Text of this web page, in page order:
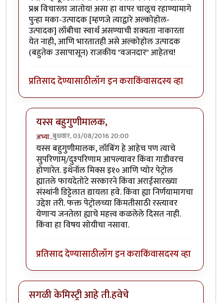
प्रश्न विचारला जातोय! असा हा वापर चालूच रहाण्यामागे
पुन्हा मका-उत्पादक [म्हणजे त्याद्वारे अल्कोहोल-
उत्पादक] लॉबीचा स्वार्थ असण्याची शक्यता नाकारता
येत नाही, आणि भारतातही असे अल्कोहोल उत्पादक
(बहुतेक उसापासून) राजकीय "वजनदार" आहेतच!
प्रतिसाद देण्यासाठीलॉग इन कराकिंवासदस्य व्हा
यस्स बहुगुणीमालक,
अभ्या..बुधवार, 03/08/2016 20:00
In reply toचांगला धागाbyबहुगुणी
यस्स बहुगुणीमालक, लॉबिंग हे आहेच पण त्याचे
सुपरिणाम्/दुश्परिणाम आपल्यावर किंवा गाडीवरच
होणारेत. इथेनॉल मिक्स इ१० आणि प्योर पेट्रोल
ह्यातले फायदेतोटे सरकारने किंवा अराईसारख्या
संस्थांनी डिट्टेलात द्यायला हवे. किंवा ह्या निर्णयामागचा
उद्देश तरी. फक्त पेट्रोलच्या किंमतीसाठी रस्त्यावर
येणार्‍य जनतेला ह्याचे महत्त्व कळलेले दिसत नाही.
किंवा हा विषय सोयीचा नसावा.
प्रतिसाद देण्यासाठीलॉग इन कराकिंवासदस्य व्हा
सगळी केमिस्ट्री आहे ती.हवेचे